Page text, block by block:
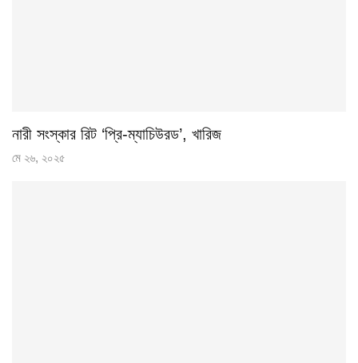
নারী সংস্কার রিট ‘প্রি-ম্যাচিউরড’, খারিজ
মে ২৬, ২০২৫